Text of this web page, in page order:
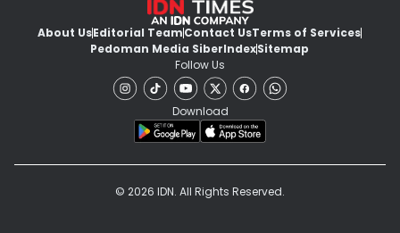
About UsEditorial TeamContact UsTerms of Services
Pedoman Media SiberIndexSitemap
Follow Us
Download
© 2026 IDN. All Rights Reserved.